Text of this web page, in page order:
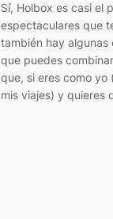
Sí, Holbox es casi el
espectaculares que
también hay algunas
que puedes
que, si eres como yo
mis viajes) y quieres